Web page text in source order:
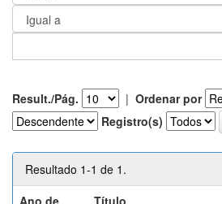
Result./Pág. | Ordenar por
Registro(s)
Resultado 1-1 de 1.
Ano de
Título